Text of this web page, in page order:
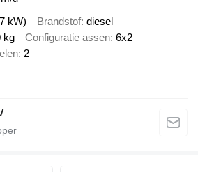
kW) Brandstof diesel
kg Configuratie assen 6x2
2